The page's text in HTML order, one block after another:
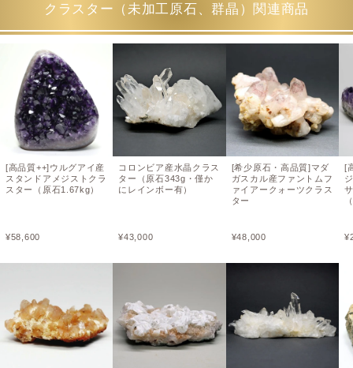
クラスター（未加工原石、群晶）関連商品
[高品質++]ウルグアイ産
スタンドアメジストクラ
スター（原石1.67kg）
¥58,600
コロンビア産水晶クラス
ター（原石343g・僅か
にレインボー有）
¥43,000
[希少原石・高品質]マダ
ガスカル産ファントムフ
ァイアークォーツクラス
ター
¥48,000
[
¥